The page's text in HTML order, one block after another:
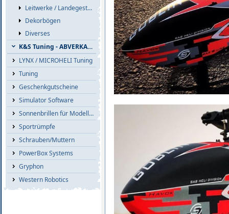
Leitwerke / Landegestelle
Dekorbögen
Diverses
K&S Tuning - ABVERKAUF
LYNX / MICROHELI Tuning
Tuning
Geschenkgutscheine
Simulator Software
Sonnenbrillen für Modellflieger
Sportrümpfe
Schrauben/Muttern
PowerBox Systems
Gryphon
Western Robotics